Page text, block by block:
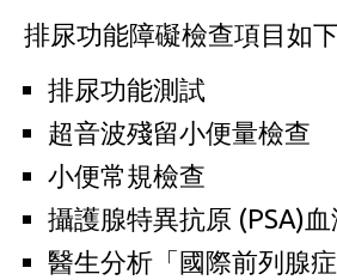
排尿功能障礙檢查項目如下
排尿功能測試
超音波殘留小便量檢查
小便常規檢查
攝護腺特異抗原 (PSA)
醫生分析「國際前列腺